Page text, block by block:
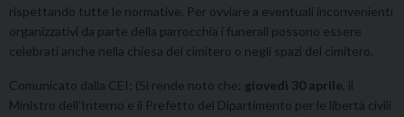
rispettando tutte le normative. Per ovviare a eventuali inconvenienti
organizzativi da parte della parrocchia i funerali possono essere
celebrati anche nella chiesa del cimitero o negli spazi del cimitero.
Comunicato dalla CEI: (Si rende noto che: giovedì 30 aprile , il
Ministro dell’Interno e il Prefetto del Dipartimento per le libertà civili